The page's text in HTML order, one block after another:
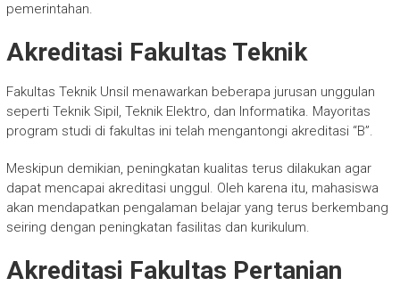
pemerintahan.
Akreditasi Fakultas Teknik
Fakultas Teknik Unsil menawarkan beberapa jurusan unggulan
seperti Teknik Sipil, Teknik Elektro, dan Informatika. Mayoritas
program studi di fakultas ini telah mengantongi akreditasi “B”.
Meskipun demikian, peningkatan kualitas terus dilakukan agar
dapat mencapai akreditasi unggul. Oleh karena itu, mahasiswa
akan mendapatkan pengalaman belajar yang terus berkembang
seiring dengan peningkatan fasilitas dan kurikulum.
Akreditasi Fakultas Pertanian